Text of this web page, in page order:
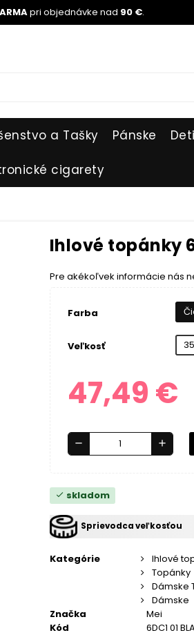
pri objednávke nad 90 €.
a Tašky Pánske Deti
cigarety
Ihlové topánky
Pre akékoľvek informácie nás
Farba
Veľkosť 35
47,49 €
remove add
check skladom
Sprievodca veľkosťou
Kategórie
Ihlové
Topánky
Dámske
Dámske
Značka
Mei
Kód
6DC1 01